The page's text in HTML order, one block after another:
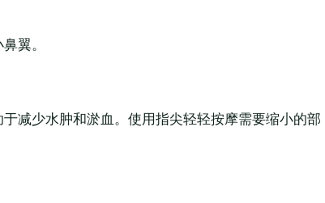
翼。
减少水肿和淤血。使用指尖轻轻按摩需要缩小的部